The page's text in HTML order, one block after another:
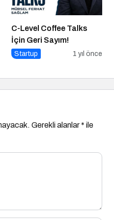
C-Level Coffee Talks
İçin Geri Sayım!
Startup 1 yıl önce
Gerekli alanlar* ile